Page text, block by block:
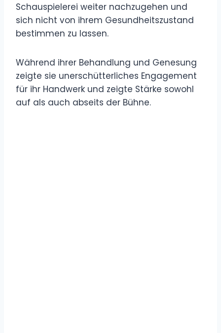
Schauspielerei weiter nachzugehen und
sich nicht von ihrem Gesundheitszustand
bestimmen zu lassen.
Während ihrer Behandlung und Genesung
zeigte sie unerschütterliches Engagement
für ihr Handwerk und zeigte Stärke sowohl
auf als auch abseits der Bühne.